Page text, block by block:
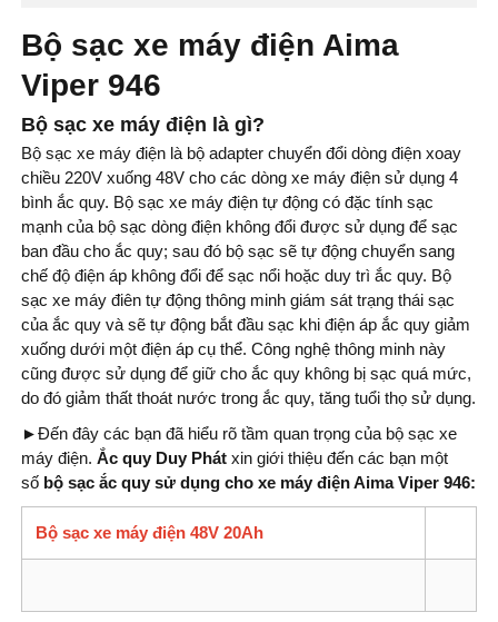
Bộ sạc xe máy điện Aima
Viper 946
Bộ sạc xe máy điện là gì?
Bộ sạc xe máy điện là bộ adapter chuyển đổi dòng điện xoay
chiều 220V xuống 48V cho các dòng xe máy điện sử dụng 4
bình ắc quy. Bộ sạc xe máy điện tự động có đặc tính sạc
mạnh của bộ sạc dòng điện không đổi được sử dụng để sạc
ban đầu cho ắc quy; sau đó bộ sạc sẽ tự động chuyển sang
chế độ điện áp không đổi để sạc nổi hoặc duy trì ắc quy. Bộ
sạc xe máy điên tự động thông minh giám sát trạng thái sạc
của ắc quy và sẽ tự động bắt đầu sạc khi điện áp ắc quy giảm
xuống dưới một điện áp cụ thể. Công nghệ thông minh này
cũng được sử dụng để giữ cho ắc quy không bị sạc quá mức,
do đó giảm thất thoát nước trong ắc quy, tăng tuổi thọ sử dụng.
►Đến đây các bạn đã hiểu rõ tầm quan trọng của bộ sạc xe
máy điện. Ắc quy Duy Phát xin giới thiệu đến các bạn một
số bộ sạc ắc quy sử dụng cho xe máy điện Aima Viper 946:
Bộ sạc xe máy điện 48V 20Ah